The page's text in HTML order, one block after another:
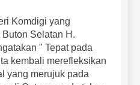
Komdigi yang
Selatan H.
" Tepat pada
kembali merefleksikan
yang merujuk pada